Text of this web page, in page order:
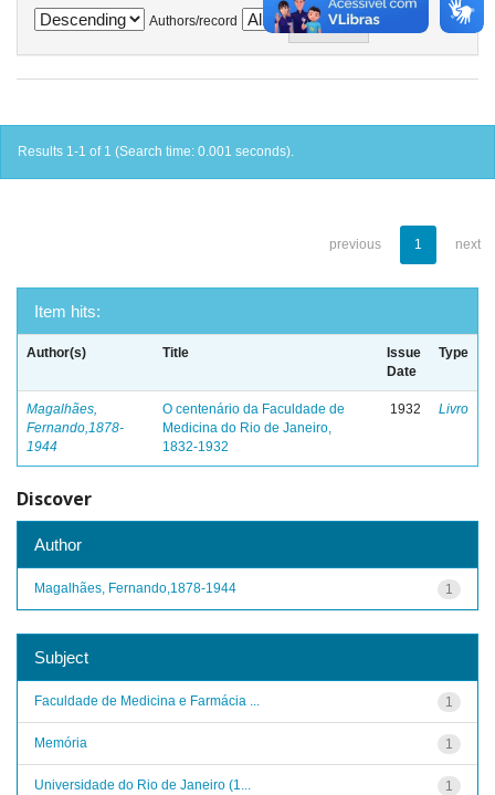
Authors/record
Results 1-1 of 1 (Search time: 0.001 seconds).
previous 1 next
Item hits:
Author(s) Title
Issue
Date
Type
Magalhães,
Fernando,1878-
1944
O centenário da Faculdade de
Medicina do Rio de Janeiro,
1832-1932
1932 Livro
Discover
Author
1
Magalhães, Fernando,1878-1944
Subject
1
Faculdade de Medicina e Farmácia ...
1
Memória
1
Universidade do Rio de Janeiro (1...